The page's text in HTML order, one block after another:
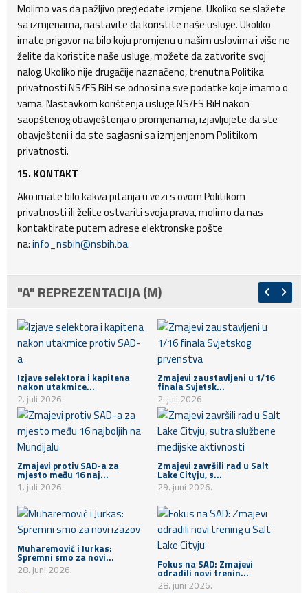
Molimo vas da pažljivo pregledate izmjene. Ukoliko se slažete
sa izmjenama, nastavite da koristite naše usluge. Ukoliko
imate prigovor na bilo koju promjenu u našim uslovima i više ne
želite da koristite naše usluge, možete da zatvorite svoj
nalog. Ukoliko nije drugačije naznačeno, trenutna Politika
privatnosti NS/FS BiH se odnosi na sve podatke koje imamo o
vama. Nastavkom korištenja usluge NS/FS BiH nakon
saopštenog obavještenja o promjenama, izjavljujete da ste
obavješteni i da ste saglasni sa izmjenjenom Politikom
privatnosti.
15. KONTAKT
Ako imate bilo kakva pitanja u vezi s ovom Politikom
privatnosti ili želite ostvariti svoja prava, molimo da nas
kontaktirate putem adrese elektronske pošte
na:info_nsbih@nsbih.ba.
"A" REPREZENTACIJA (M)
Izjave selektora i kapitena
nakon utakmice...
2. juli 2026.
Zmajevi zaustavljeni u 1/16
finala Svjetsk...
2. juli 2026.
Zmajevi protiv SAD-a za
mjesto među 16 naj...
1. juli 2026.
Zmajevi završili rad u Salt
Lake Cityju, s...
29. juni 2026.
Muharemović i Jurkas:
Spremni smo za novi...
28. juni 2026.
Fokus na SAD: Zmajevi
odradili novi trenin...
28. juni 2026.